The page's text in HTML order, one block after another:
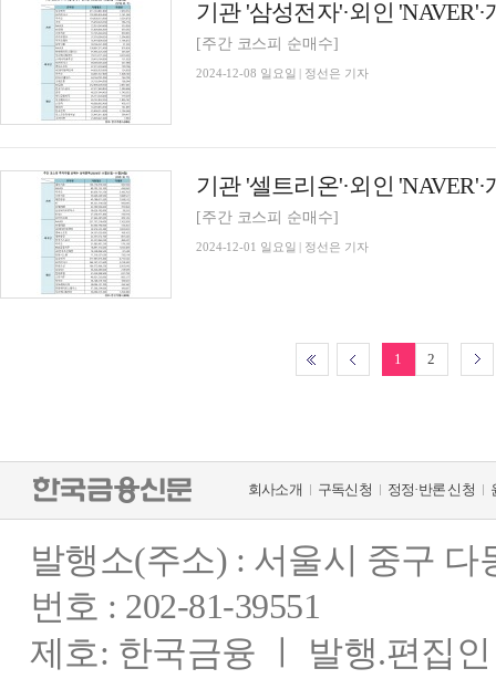
[주간 코스피 순매수]
2024-12-08 일요일 | 정선은 기자
[주간 코스피 순매수]
2024-12-01 일요일 | 정선은 기자
1 2
회사소개 구독신청 정정·반론 신청
발행소(주소) : 서울시 중구
번호 : 202-81-39551
제호: 한국금융 ㅣ 발행.편집